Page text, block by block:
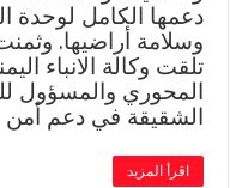
دعمها الكامل لوحدة
وسلامة أراضيها.
تلقت وكالة الانباء
المحوري والمسؤول
الشقيقة في دعم أمن
اقرأ المزيد